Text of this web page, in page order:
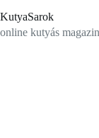
to
content
KutyaSarok
online kutyás magazin